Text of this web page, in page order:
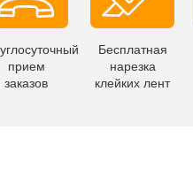
прием
заказов
Бесплатная
нарезка
клейких лент